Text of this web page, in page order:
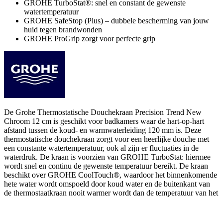
GROHE TurboStat®: snel en constant de gewenste
watertemperatuur
GROHE SafeStop (Plus) – dubbele bescherming van jouw
huid tegen brandwonden
GROHE ProGrip zorgt voor perfecte grip
De Grohe Thermostatische Douchekraan Precision Trend New
Chroom 12 cm is geschikt voor badkamers waar de hart-op-hart
afstand tussen de koud- en warmwaterleiding 120 mm is. Deze
thermostatische douchekraan zorgt voor een heerlijke douche met
een constante watertemperatuur, ook al zijn er fluctuaties in de
waterdruk. De kraan is voorzien van GROHE TurboStat: hiermee
wordt snel en continu de gewenste temperatuur bereikt. De kraan
beschikt over GROHE CoolTouch®, waardoor het binnenkomende
hete water wordt omspoeld door koud water en de buitenkant van
de thermostaatkraan nooit warmer wordt dan de temperatuur van het